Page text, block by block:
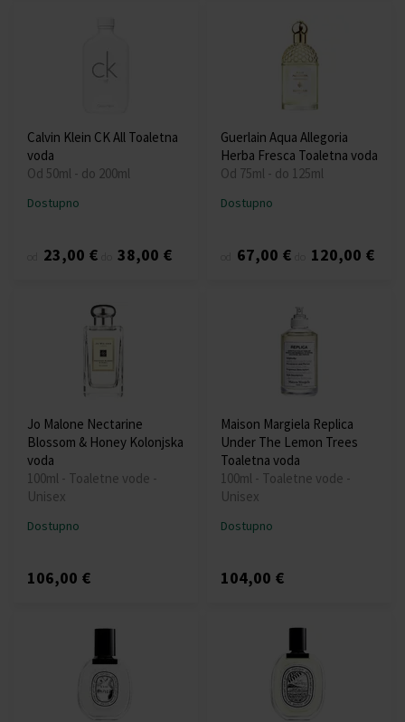
Calvin Klein CK All Toaletna
voda
Od 50ml - do 200ml
Dostupno
23,00 € 38,00 €
Guerlain Aqua Allegoria
Herba Fresca Toaletna voda
Od 75ml - do 125ml
Dostupno
67,00 € 120,00 €
Jo Malone Nectarine
Blossom & Honey Kolonjska
voda
100ml - Toaletne vode -
Unisex
Dostupno
106,00 €
Maison Margiela Replica
Under The Lemon Trees
Toaletna voda
100ml - Toaletne vode -
Unisex
Dostupno
104,00 €